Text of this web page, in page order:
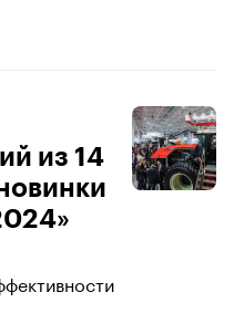
из 14